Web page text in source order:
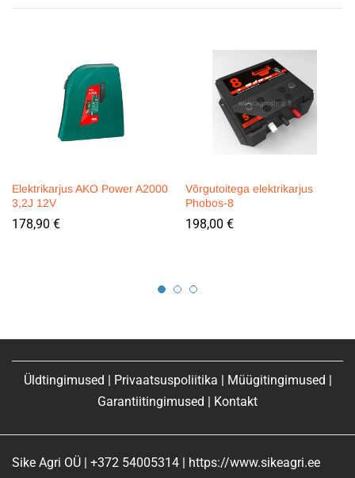
Elektrikarjus AKO Power A2000
3,2J 12V
178,90 €
Võrgutoitega elektrikarjus
Phobos-8
198,00 €
Üldtingimused Privaatsuspoliitika Müügitingimused
Garantiitingimused
Kontakt
Sike Agri OÜ | +372 54005314 | https://www.sikeagri.ee